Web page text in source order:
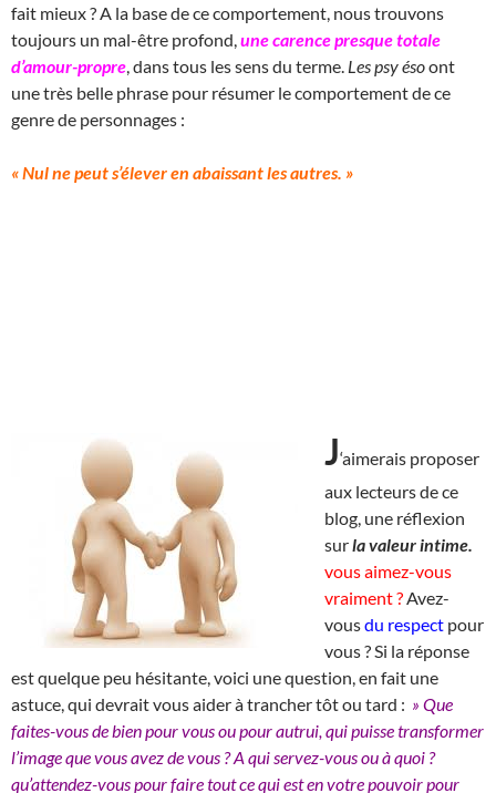
fait mieux ? A la base de ce comportement, nous trouvons
toujours un mal-être profond, une carence presque totale
d’amour-propre , dans tous les sens du terme. Les psy ésoont
une très belle phrase pour résumer le comportement de ce
genre de personnages :
« Nul ne peut s’élever en abaissant les autres. »
J‘aimerais proposer
aux lecteurs de ce
blog, une réflexion
surla valeur intime.
vous aimez-vous
vraiment ? Avez-
vousdu respect pour
vous ? Si la réponse
est quelque peu hésitante, voici une question, en fait une
astuce, qui devrait vous aider à trancher tôt ou tard : » Que
faites-vous de bien pour vous ou pour autrui, qui puisse transformer
l’image que vous avez de vous ? A qui servez-vous ou à quoi ?
qu’attendez-vous pour faire tout ce qui est en votre pouvoir pour